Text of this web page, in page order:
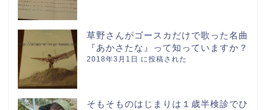
草野さんがゴースカだけで歌った名曲
『あかさたな』って知っていますか？
2018年3月1日 に投稿された
そもそものはじまりは１歳半検診でひ